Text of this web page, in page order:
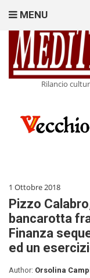
Rilancio
MENU
1 Ottobre 2018
Pizzo
bancarotta
Finanza
ed un
Author: Orsolina